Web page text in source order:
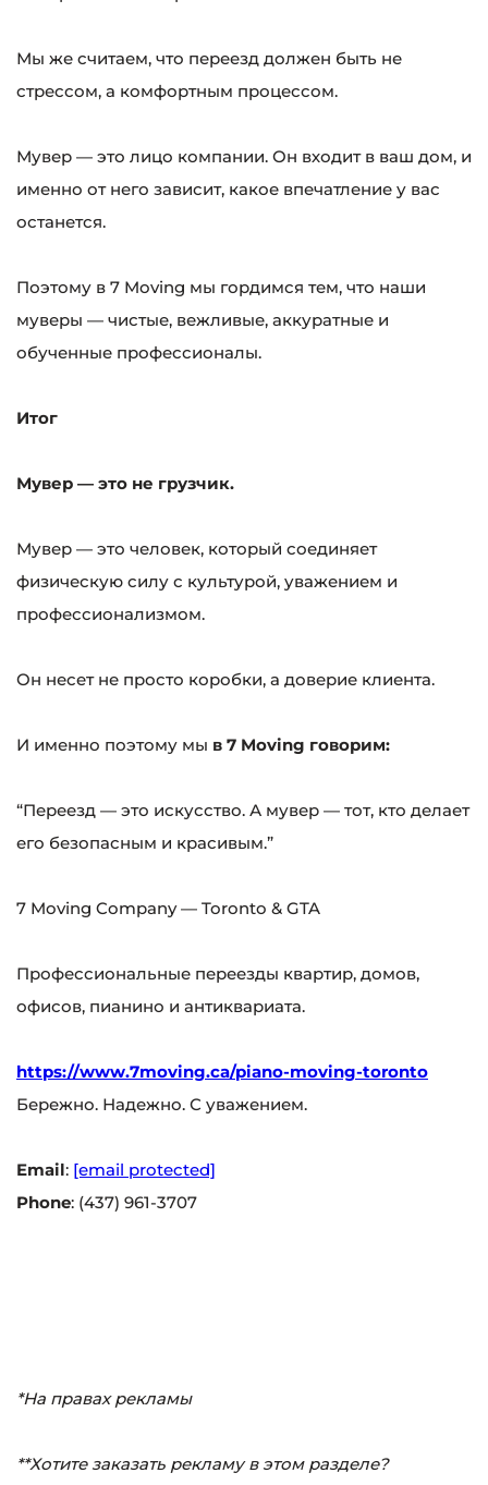
Мы же считаем, что переезд должен быть не
стрессом, а комфортным процессом.
Мувер — это лицо компании. Он входит в ваш дом, и
именно от него зависит, какое впечатление у вас
останется.
Поэтому в 7 Moving мы гордимся тем, что наши
муверы — чистые, вежливые, аккуратные и
обученные профессионалы.
Итог
Мувер — это не грузчик.
Мувер — это человек, который соединяет
физическую силу с культурой, уважением и
профессионализмом.
Он несет не просто коробки, а доверие клиента.
И именно поэтому мы в 7 Moving говорим:
“Переезд — это искусство. А мувер — тот, кто делает
его безопасным и красивым.”
7 Moving Company — Toronto & GTA
Профессиональные переезды квартир, домов,
офисов, пианино и антиквариата.
https://www.7moving.ca/piano-moving-toronto
Бережно. Надежно. С уважением.
Email: [email protected]
Phone: (437) 961-3707
*На правах рекламы
**Хотите заказать рекламу в этом разделе?